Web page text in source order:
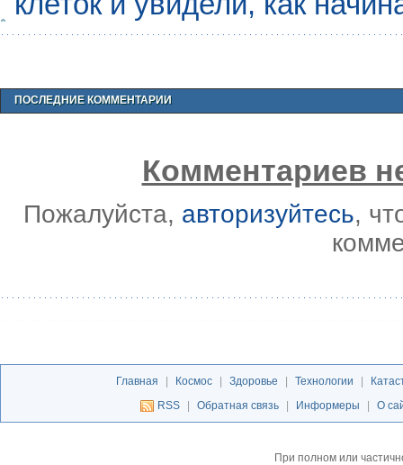
ПОСЛЕДНИЕ КОММЕНТАРИИ
Комментариев
Пожалуйста, авторизуйтесь,
Главная | Космос | Здоровье | Технологии |
RSS
| Обратная связь | Информеры | О
При полном или